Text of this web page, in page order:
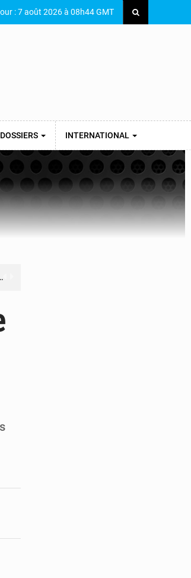
: 7 août 2026 à 08h44 GMT
DOSSIERS INTERNATIONAL